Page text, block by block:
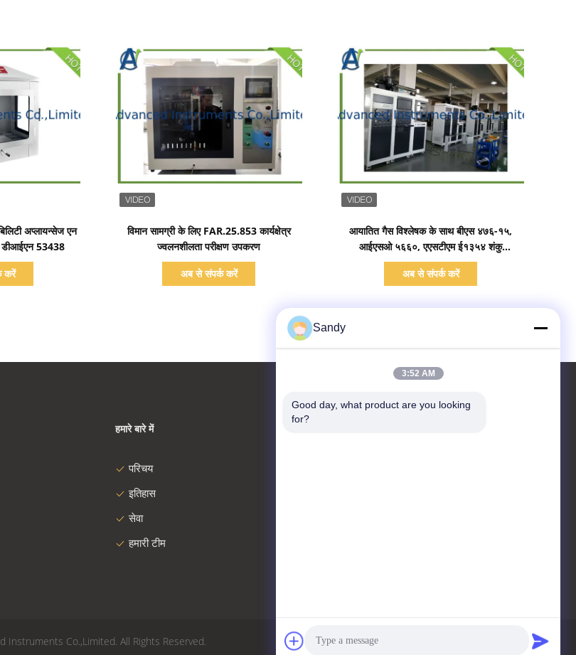
अप्लायन्सेज एन
53438
करें
विमान सामग्री के लिए FAR.25.853 कार्यक्षेत्र
ज्वलनशीलता परीक्षण उपकरण
अब से संपर्क करें
आयातित गैस विश्लेषक के साथ बीएस ४७६-१५,
आईएसओ ५६६०, एएसटीएम ई१३५४ शंकु
कैलोरीमीटर;
अब से संपर्क करें
हमारे बारे में
परिचय
इतिहास
सेवा
हमारी टीम
गोपनीयता नीति
Instruments Co.,Limited. All Rights Reserved.
Sandy
3:52 AM
Good day, what product are you looking
for?